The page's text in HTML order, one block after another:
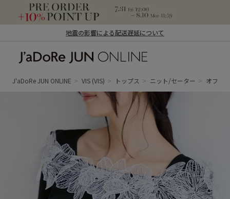
地震の影響による配送遅延について
ン オンライン）
J'aDoRe JUN ONLINE VIS (VIS) トップス ニット/セーター オフシ